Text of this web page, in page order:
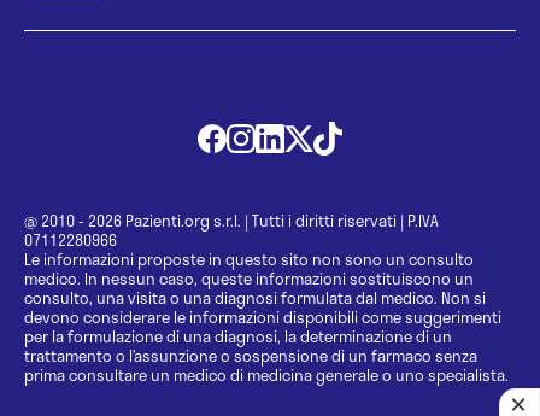
@ 2010 - 2026 Pazienti.org s.r.l. | Tutti i diritti riservati | P.IVA
07112280966
Le informazioni proposte in questo sito non sono un consulto
medico. In nessun caso, queste informazioni sostituiscono un
consulto, una visita o una diagnosi formulata dal medico. Non si
devono considerare le informazioni disponibili come suggerimenti
per la formulazione di una diagnosi, la determinazione di un
trattamento o l’assunzione o sospensione di un farmaco senza
prima consultare un medico di medicina generale o uno specialista.